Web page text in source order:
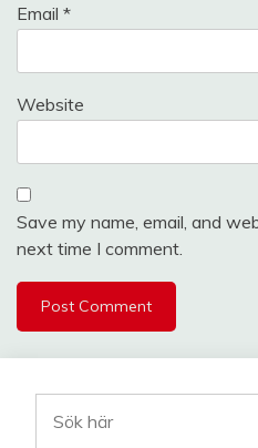
Email *
Website
Save my name, email, and
next time I comment.